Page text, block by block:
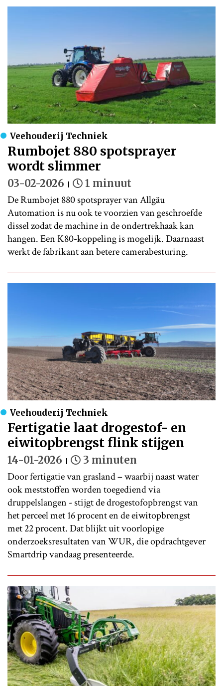
Veehouderij Techniek
Rumbojet 880 spotsprayer
wordt slimmer
03-02-2026 1 minuut
De Rumbojet 880 spotsprayer van Allgäu
Automation is nu ook te voorzien van geschroefde
dissel zodat de machine in de ondertrekhaak kan
hangen. Een K80-koppeling is mogelijk. Daarnaast
werkt de fabrikant aan betere camerabesturing.
Veehouderij Techniek
Fertigatie laat drogestof- en
eiwitopbrengst flink stijgen
14-01-2026 3 minuten
Door fertigatie van grasland – waarbij naast water
ook meststoffen worden toegediend via
druppelslangen - stijgt de drogestofopbrengst van
het perceel met 16 procent en de eiwitopbrengst
met 22 procent. Dat blijkt uit voorlopige
onderzoeksresultaten van WUR, die opdrachtgever
Smartdrip vandaag presenteerde.